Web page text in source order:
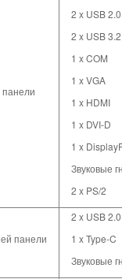
2 x USB 2.0
2 x USB
1 x COM
1 x VGA
1 x HDMI
1 x DVI-D
1 x
Звуковые
2 x PS/2
панели
2 x USB 2.0
1 x Type-C
Звуковые